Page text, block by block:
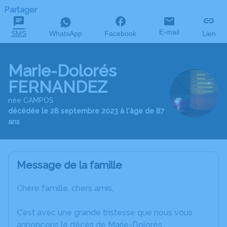
Partager
SMS WhatsApp Facebook E-mail Lien
Marie-Dolorés
FERNANDEZ
née CAMPOS
décédée le 28 septembre 2023 à l'âge de 87
ans
Message de la famille
Chère famille, chers amis,
C’est avec une grande tristesse que nous vous
annonçons le décès de Marie-Dolorés